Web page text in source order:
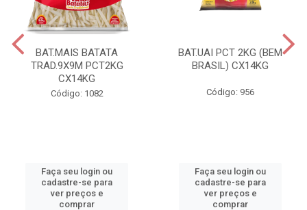
BAT.MAIS BATATA
TRAD.9X9M PCT2KG
CX14KG
Código: 1082
Faça seu login ou
cadastre-se para
ver preços e
comprar
BAT.UAI PCT 2KG (BEM
BRASIL) CX14KG
Código: 956
Faça seu login ou
cadastre-se para
ver preços e
comprar